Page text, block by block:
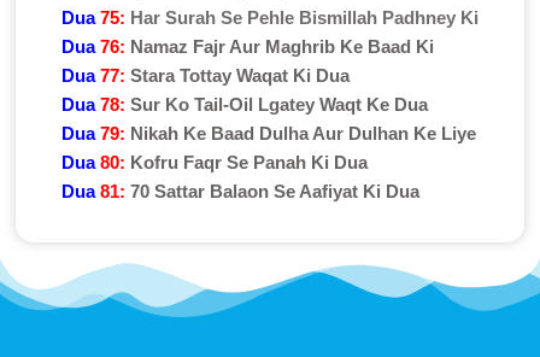
Dua 75: Har Surah Se Pehle Bismillah Padhney Ki
Dua 76: Namaz Fajr Aur Maghrib Ke Baad Ki
Dua 77: Stara Tottay Waqat Ki Dua
Dua 78: Sur Ko Tail-Oil Lgatey Waqt Ke Dua
Dua 79: Nikah Ke Baad Dulha Aur Dulhan Ke Liye
Dua 80: Kofru Faqr Se Panah Ki Dua
Dua 81: 70 Sattar Balaon Se Aafiyat Ki Dua